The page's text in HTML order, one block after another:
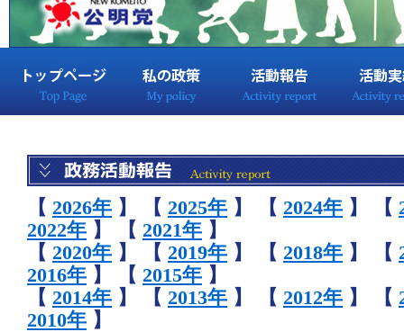
【 2026年 】 【 2025年 】 【 2024年 】 【
2022年 】 【 2021年 】
【 2020年 】 【 2019年 】 【 2018年 】 【
2016年 】 【 2015年 】
【 2014年 】 【 2013年 】 【 2012年 】 【
2010年 】